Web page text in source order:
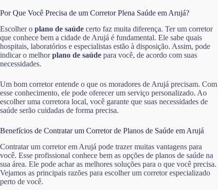
Por Que Você Precisa de um Corretor Plena Saúde em Arujá?
Escolher o plano de saúde certo faz muita diferença. Ter um corretor
que conhece bem a cidade de Arujá é fundamental. Ele sabe quais
hospitais, laboratórios e especialistas estão à disposição. Assim, pode
indicar o melhorplano de saúde para você, de acordo com suas
necessidades.
Um bom corretor entende o que os moradores de Arujá precisam. Com
esse conhecimento, ele pode oferecer um serviço personalizado. Ao
escolher uma corretora local, você garante que suas necessidades de
saúde serão cuidadas de forma precisa.
Benefícios de Contratar um Corretor de Planos de Saúde em Arujá
Contratar um corretor em Arujá pode trazer muitas vantagens para
você. Esse profissional conhece bem as opções de planos de saúde na
sua área. Ele pode achar as melhores soluções para o que você precisa.
Vejamos as principais razões para escolher um corretor especializado
perto de você.